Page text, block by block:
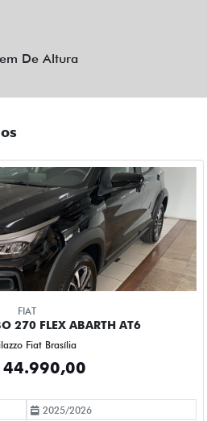
De Altura
FIAT
270 FLEX ABARTH AT6
Fiat Brasília
2025/2026